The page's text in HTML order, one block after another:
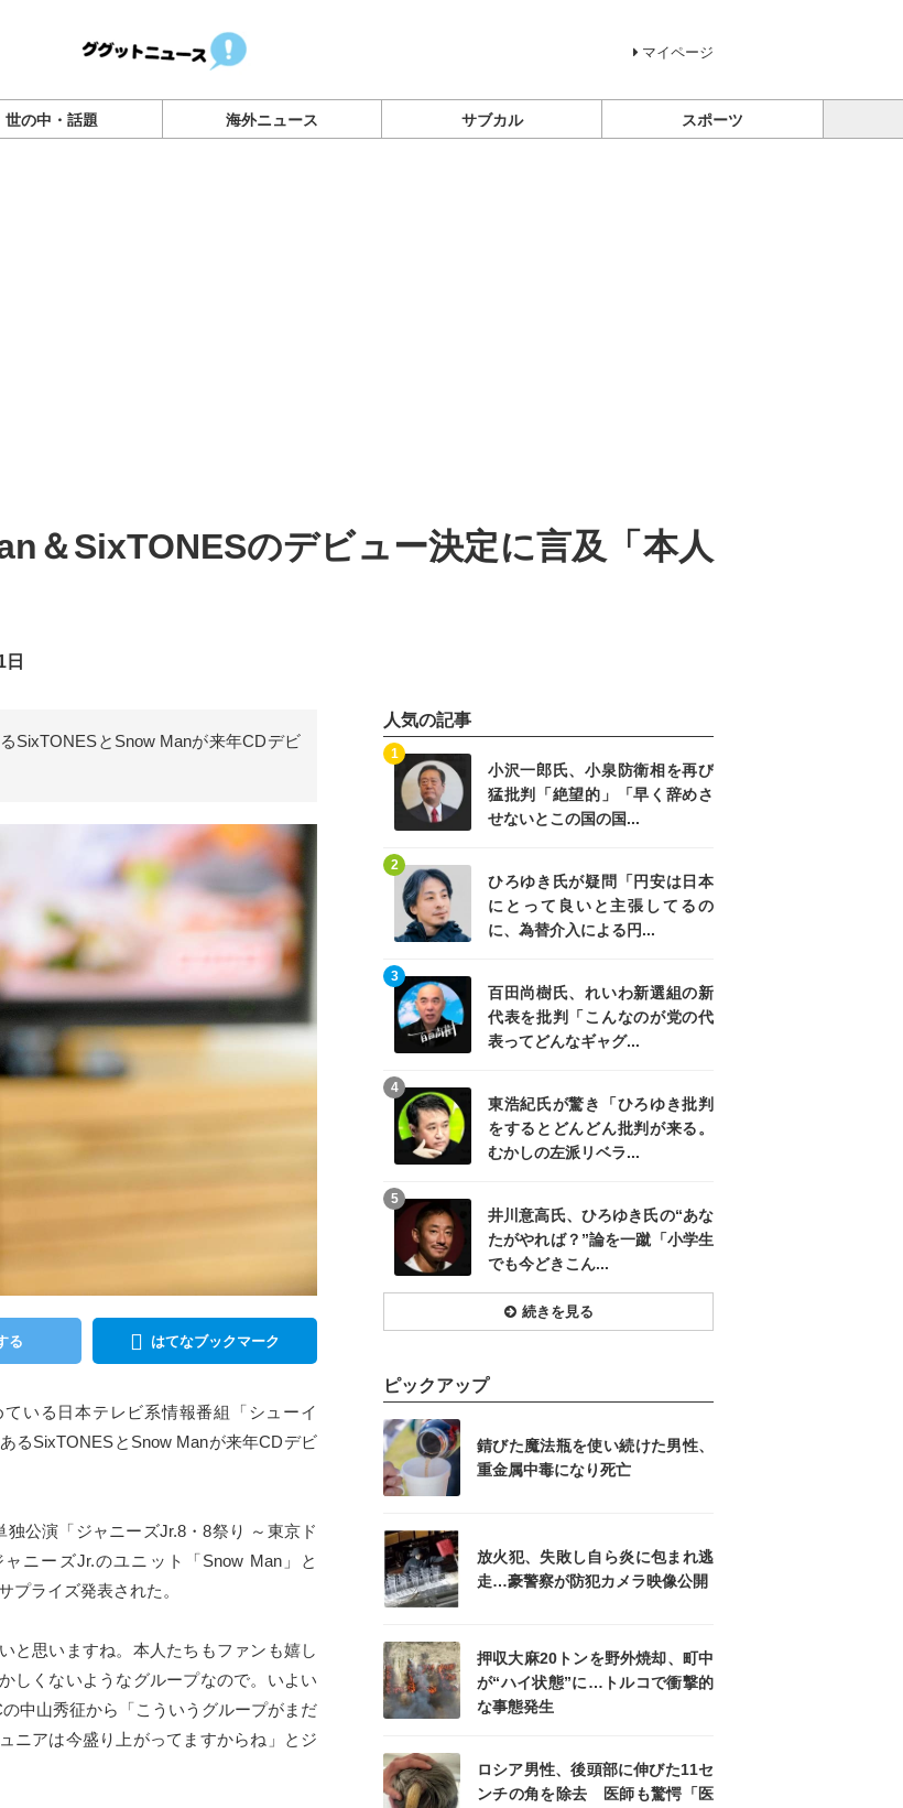
マイページ
世の中・話題 海外ニュース サブカル スポーツ
＆SixTONESのデビュー決定に言及「本人
SixTONESとSnow Manが来年CDデビ
る はてなブックマーク
いる日本テレビ系情報番組「シューイ
るSixTONESとSnow Manが来年CDデビ
公演「ジャニーズJr.8・8祭り ～東京ド
ニーズJr.のユニット「Snow Man」と
プライズ発表された。
と思いますね。本人たちもファンも嬉し
しくないようなグループなので。いよい
中山秀征から「こういうグループがまだ
ニアは今盛り上がってますからね」とジ
人気の記事
小沢一郎氏、小泉防衛相を再び
猛批判「絶望的」「早く辞めさ
せないとこの国の国...
1
ひろゆき氏が疑問「円安は日本
にとって良いと主張してるの
に、為替介入による円...
2
百田尚樹氏、れいわ新選組の新
代表を批判「こんなのが党の代
表ってどんなギャグ...
3
記事を読む
東浩紀氏が驚き「ひろゆき批判
をするとどんどん批判が来る。
むかしの左派リベラ...
4
記事を読む
井川意高氏、ひろゆき氏の“あな
たがやれば？”論を一蹴「小学生
でも今どきこん...
5
続きを見る
ピックアップ
錆びた魔法瓶を使い続けた男性、
重金属中毒になり死亡
記事を読む
放火犯、失敗し自ら炎に包まれ逃
走…豪警察が防犯カメラ映像公開
記事を読む
押収大麻20トンを野外焼却、町中
が“ハイ状態”に…トルコで衝撃的
な事態発生
記事を読む
ロシア男性、後頭部に伸びた11セ
ンチの角を除去 医師も驚愕「医
記事を読む